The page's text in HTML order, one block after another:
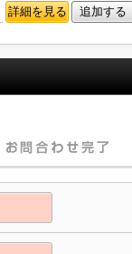
詳細を見る 追加する